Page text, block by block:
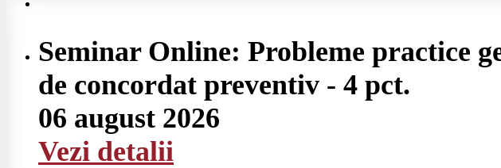
Seminar Online: Probleme practice
de concordat preventiv - 4 pct.
06 august 2026
Vezi detalii